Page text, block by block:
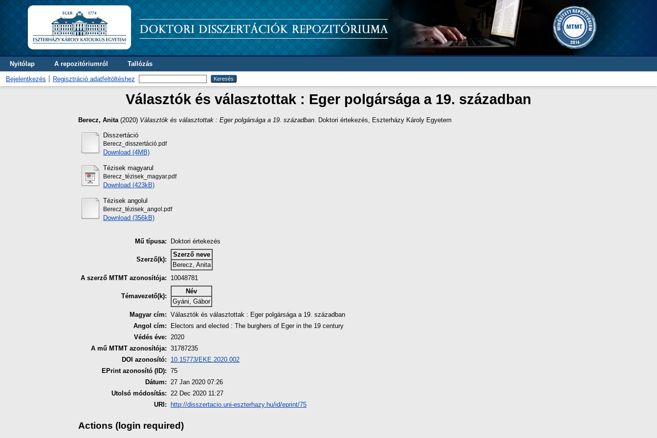
Nyitólap A repozitóriumról Tallózás
Bejelentkezés Regisztráció adatfeltöltéshez
Választók és választottak : Eger polgársága a 19. században
Berecz, Anita (2020) Választók és választottak : Eger polgársága a 19. században . Doktori értekezés, Eszterházy Károly Egyetem
Disszertáció
Berecz_disszertáció.pdf
Download (4MB)
Tézisek magyarul
Berecz_tézisek_magyar.pdf
Download (423kB)
Tézisek angolul
Berecz_tézisek_angol.pdf
Download (356kB)
Mű típusa: Doktori értekezés
Szerző(k):
Szerző neve
Berecz, Anita
A szerző MTMT azonosítója:
10048781
Témavezető(k):
Név
Gyáni, Gábor
Magyar cím: Választók és választottak : Eger polgársága a 19. században
Angol cím:
Electors and elected : The burghers of Eger in the 19 century
Védés éve: 2020
A mű MTMT azonosítója: 31787235
DOI azonosító:
10.15773/EKE.2020.002
EPrint azonosító (ID): 75
Dátum: 27 Jan 2020 07:26
Utolsó módosítás: 22 Dec 2020 11:27
URI:
http://disszertacio.uni-eszterhazy.hu/id/eprint/75
Actions (login required)